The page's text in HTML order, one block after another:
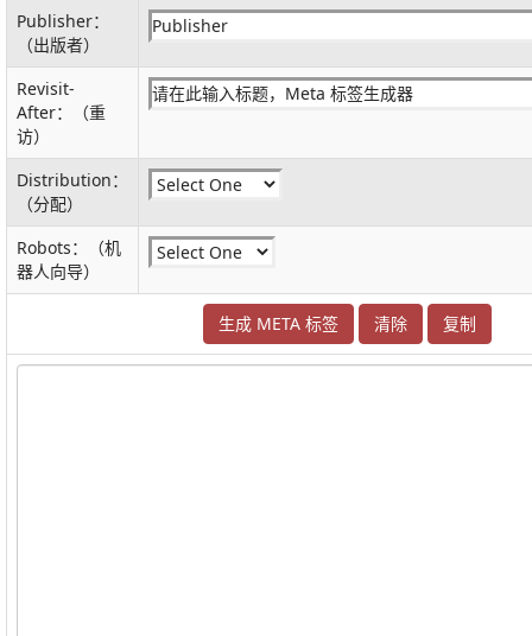
Publisher：
（出版者）
Revisit-
After：（重
访）
Distribution：
（分配）
Robots：（机
器人向导）